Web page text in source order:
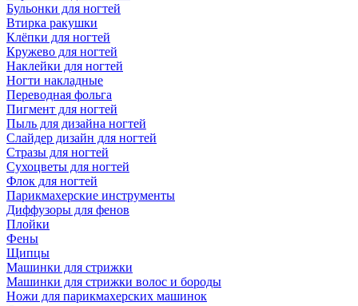
Бульонки для ногтей
Втирка ракушки
Клёпки для ногтей
Кружево для ногтей
Наклейки для ногтей
Ногти накладные
Переводная фольга
Пигмент для ногтей
Пыль для дизайна ногтей
Слайдер дизайн для ногтей
Стразы для ногтей
Сухоцветы для ногтей
Флок для ногтей
Парикмахерские инструменты
Диффузоры для фенов
Плойки
Фены
Щипцы
Машинки для стрижки
Машинки для стрижки волос и бороды
Ножи для парикмахерских машинок